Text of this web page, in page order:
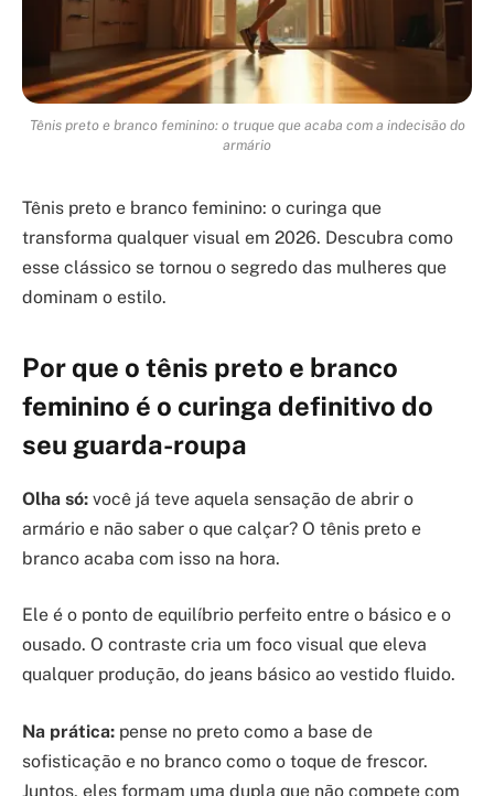
Tênis preto e branco feminino: o truque que acaba com a indecisão do
armário
Tênis preto e branco feminino: o curinga que
transforma qualquer visual em 2026. Descubra como
esse clássico se tornou o segredo das mulheres que
dominam o estilo.
Por que o tênis preto e branco
feminino é o curinga definitivo do
seu guarda-roupa
Olha só: você já teve aquela sensação de abrir o
armário e não saber o que calçar? O tênis preto e
branco acaba com isso na hora.
Ele é o ponto de equilíbrio perfeito entre o básico e o
ousado. O contraste cria um foco visual que eleva
qualquer produção, do jeans básico ao vestido fluido.
Na prática: pense no preto como a base de
sofisticação e no branco como o toque de frescor.
Juntos, eles formam uma dupla que não compete com